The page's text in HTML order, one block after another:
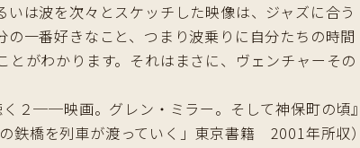
は波を次々とスケッチした映像は、ジャズに合う
一番好きなこと、つまり波乗りに自分たちの時間
がわかります。それはまさに、ヴェンチャーその
く２──映画。グレン・ミラー。そして神保町の頃』
鉄橋を列車が渡っていく」東京書籍 2001年所収）